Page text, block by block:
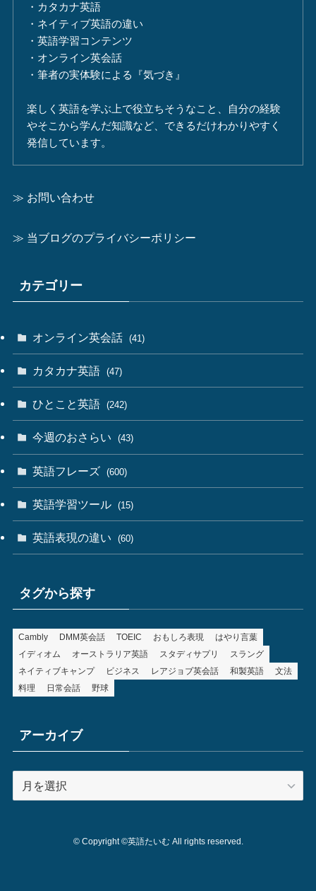
・カタカナ英語
・ネイティブ英語の違い
・英語学習コンテンツ
・オンライン英会話
・筆者の実体験による『気づき』
楽しく英語を学ぶ上で役立ちそうなこと、自分の経験
やそこから学んだ知識など、できるだけわかりやすく
発信しています。
≫ お問い合わせ
≫ 当ブログのプライバシーポリシー
カテゴリー
オンライン英会話 (41)
カタカナ英語 (47)
ひとこと英語 (242)
今週のおさらい (43)
英語フレーズ (600)
英語学習ツール (15)
英語表現の違い (60)
タグから探す
Cambly DMM英会話 TOEIC おもしろ表現
はやり言葉
イディオム
オーストラリア英語 スタディサプリ
スラング
ネイティブキャンプ
ビジネス レアジョブ英会話 和製英語
文法
料理
日常会話 野球
アーカイブ
ー
©Copyright ©英語たいむ All rights reserved.